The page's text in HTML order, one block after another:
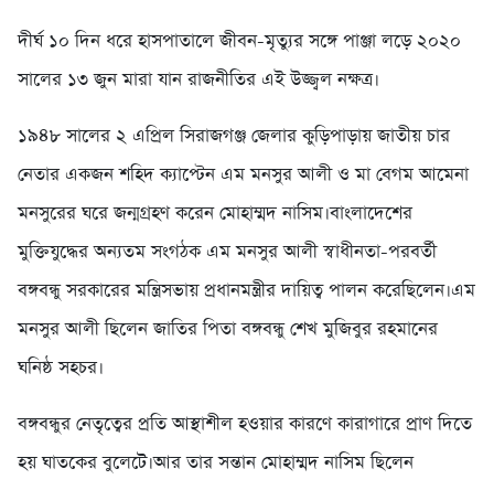
দীর্ঘ ১০ দিন ধরে হাসপাতালে জীবন-মৃত্যুর সঙ্গে পাঞ্জা লড়ে ২০২০
সালের ১৩ জুন মারা যান রাজনীতির এই উজ্জ্বল নক্ষত্র।
১৯৪৮ সালের ২ এপ্রিল সিরাজগঞ্জ জেলার কুড়িপাড়ায় জাতীয় চার
নেতার একজন শহিদ ক্যাপ্টেন এম মনসুর আলী ও মা বেগম আমেনা
মনসুরের ঘরে জন্মগ্রহণ করেন মোহাম্মদ নাসিম।বাংলাদেশের
মুক্তিযুদ্ধের অন্যতম সংগঠক এম মনসুর আলী স্বাধীনতা-পরবর্তী
বঙ্গবন্ধু সরকারের মন্ত্রিসভায় প্রধানমন্ত্রীর দায়িত্ব পালন করেছিলেন।এম
মনসুর আলী ছিলেন জাতির পিতা বঙ্গবন্ধু শেখ মুজিবুর রহমানের
ঘনিষ্ঠ সহচর।
বঙ্গবন্ধুর নেতৃত্বের প্রতি আস্থাশীল হওয়ার কারণে কারাগারে প্রাণ দিতে
হয় ঘাতকের বুলেটে।আর তার সন্তান মোহাম্মদ নাসিম ছিলেন